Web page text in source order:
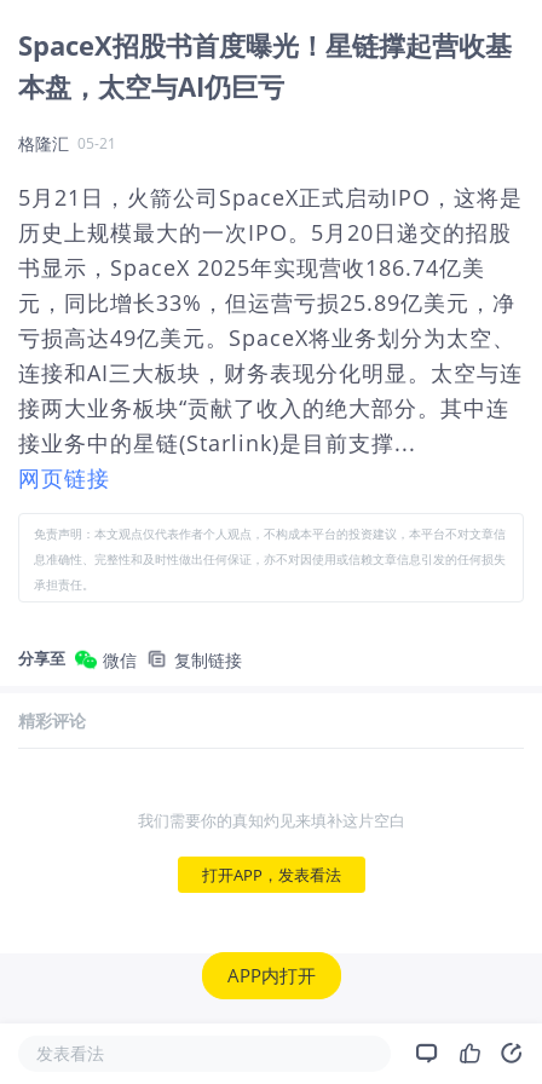
SpaceX招股书首度曝光！星链撑起营收基
本盘，太空与AI仍巨亏
格隆汇 05-21
5月21日，火箭公司SpaceX正式启动IPO，这将是
历史上规模最大的一次IPO。5月20日递交的招股
书显示，SpaceX 2025年实现营收186.74亿美
元，同比增长33%，但运营亏损25.89亿美元，净
亏损高达49亿美元。SpaceX将业务划分为太空、
连接和AI三大板块，财务表现分化明显。太空与连
接两大业务板块“贡献了收入的绝大部分。其中连
接业务中的星链(Starlink)是目前支撑...
网页链接
免责声明：本文观点仅代表作者个人观点，不构成本平台的投资建议，本平台不对文章信
息准确性、完整性和及时性做出任何保证，亦不对因使用或信赖文章信息引发的任何损失
承担责任。
分享至 微信 复制链接
精彩评论
我们需要你的真知灼见来填补这片空白
打开APP，发表看法
APP内打开
发表看法